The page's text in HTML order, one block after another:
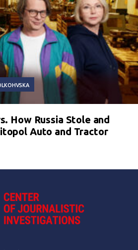
How Russia Stole and
Auto and Tractor